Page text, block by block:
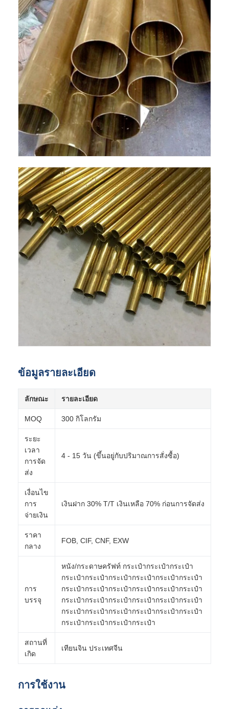
ข้อมูลรายละเอียด
ลักษณะ รายละเอียด
MOQ 300 กิโลกรัม
ระยะ
เวลา
การจัด
ส่ง
4 - 15 วัน (ขึ้นอยู่กับปริมาณการสั่งซื้อ)
เงื่อนไข
การ
จ่ายเงิน
เงินฝาก 30% T/T เงินเหลือ 70% ก่อนการจัดส่ง
ราคา
กลาง
FOB, CIF, CNF, EXW
การ
บรรจุ
หนัง/กระดาษครัฟท์ กระเป๋ากระเป๋ากระเป๋า
กระเป๋ากระเป๋ากระเป๋ากระเป๋ากระเป๋ากระเป๋า
กระเป๋ากระเป๋ากระเป๋ากระเป๋ากระเป๋ากระเป๋า
กระเป๋ากระเป๋ากระเป๋ากระเป๋ากระเป๋ากระเป๋า
กระเป๋ากระเป๋ากระเป๋ากระเป๋ากระเป๋ากระเป๋า
กระเป๋ากระเป๋ากระเป๋ากระเป๋า
สถานที่
เกิด
เทียนจิน ประเทศจีน
การใช้งาน